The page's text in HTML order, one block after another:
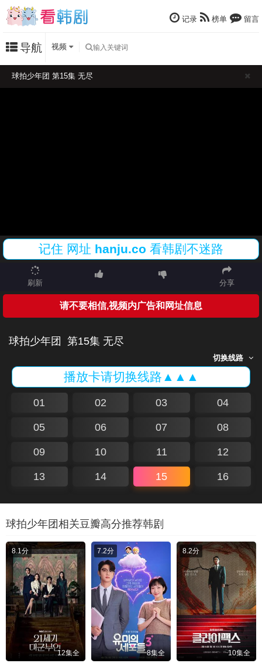
记录 榜单 留言
导航 视频
球拍少年团 第15集 无尽
记住 网址 hanju.co 看韩剧不迷路
刷新 分享
请不要相信,视频内广告和网址信息
球拍少年团 第15集 无尽
切换线路
播放卡请切换线路▲▲▲
01 02 03 04
05 06 07 08
09 10 11 12
13 14 15 16
球拍少年团相关豆瓣高分推荐韩剧
8.1分
12集全
7.2分
8集全
8.2分
10集全